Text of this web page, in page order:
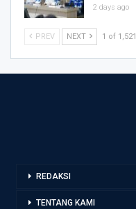
2 days ago
PREV NEXT 1 of 1,521
REDAKSI
TENTANG KAMI